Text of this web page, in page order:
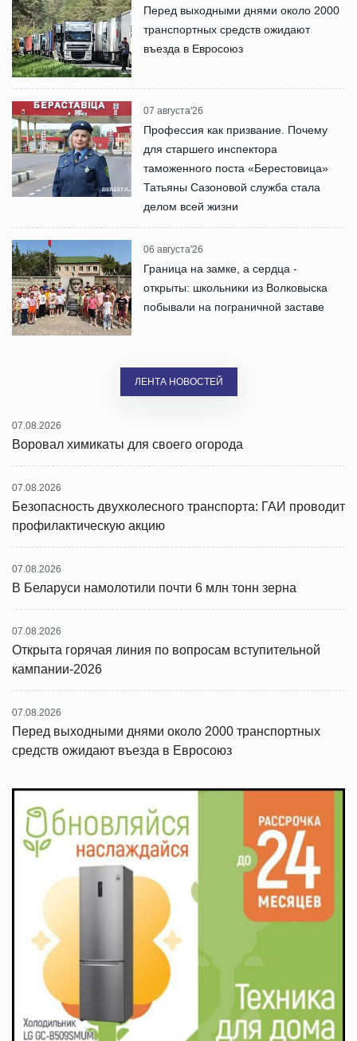
Перед выходными днями около 2000
транспортных средств ожидают
въезда в Евросоюз
07 августа'26
Профессия как призвание. Почему
для старшего инспектора
таможенного поста «Берестовица»
Татьяны Сазоновой служба стала
делом всей жизни
06 августа'26
Граница на замке, а сердца -
открыты: школьники из Волковыска
побывали на пограничной заставе
ЛЕНТА НОВОСТЕЙ
07.08.2026
Воровал химикаты для своего огорода
07.08.2026
Безопасность двухколесного транспорта: ГАИ проводит
профилактическую акцию
07.08.2026
В Беларуси намолотили почти 6 млн тонн зерна
07.08.2026
Открыта горячая линия по вопросам вступительной
кампании-2026
07.08.2026
Перед выходными днями около 2000 транспортных
средств ожидают въезда в Евросоюз